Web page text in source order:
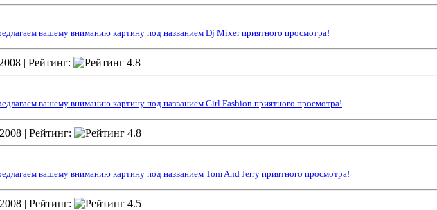
вашему вниманию картину под названием Dj Mixer приятного просмотра!
| Рейтинг:
вашему вниманию картину под названием Girl Fashion приятного просмотра!
| Рейтинг:
вашему вниманию картину под названием Tom And Jerry приятного просмотра!
| Рейтинг: